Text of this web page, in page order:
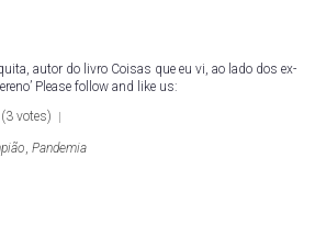
autor do livro Coisas que eu vi, ao lado dos ex-
Please follow and like us:
(3 votes)
, Pandemia